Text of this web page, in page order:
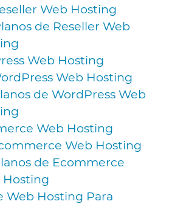
Web Hosting
de Reseller Web
Web Hosting
Web Hosting
de WordPress Web
Web Hosting
Web Hosting
de Ecommerce
Hosting
Web Hosting Para